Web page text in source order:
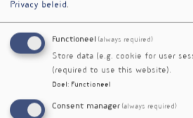
voeding even goed tegen
leververvetting
Goede voeding verhoogt
levensjaren sterk
Privacy beleid.
Functioneel (always required)
Store data (e.g. cookie for user
(required to use this website).
Doel : Functioneel
Consent manager (always required)